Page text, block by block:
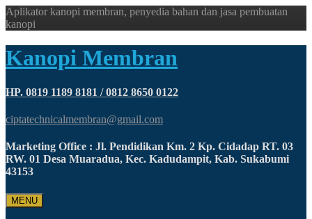
Aplikator kanopi membran, penyedia bahan dan jasa pembuatan
kanopi
Kanopi Membran
HP. 0819 1189 8181 / 0812 8650 0122
ciptatechnicalmembran@gmail.com
Marketing Office : Jl. Pendidikan Km. 2 Kp. Cidadap RT. 03
RW. 01 Desa Muaradua, Kec. Kadudampit, Kab. Sukabumi
43153
MENU